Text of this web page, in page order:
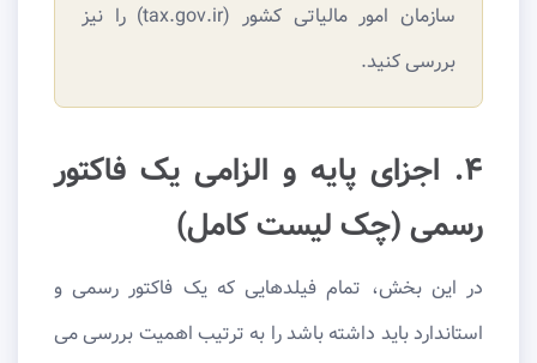
سازمان امور مالیاتی کشور (tax.gov.ir) را نیز
بررسی کنید.
۴. اجزای پایه و الزامی یک فاکتور
رسمی (چک لیست کامل)
در این بخش، تمام فیلدهایی که یک فاکتور رسمی و
استاندارد باید داشته باشد را به ترتیب اهمیت بررسی می